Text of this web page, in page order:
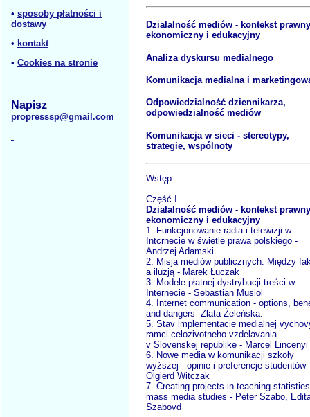
• sposoby płatności i
dostawy
• kontakt
• Cookies na stronie
Napisz
propresssp@gmail.com
Działalność mediów - kontekst
ekonomiczny i edukacyjny
Analiza dyskursu medialnego
Komunikacja medialna i
Odpowiedzialność dziennikarza,
odpowiedzialność mediów
Komunikacja w sieci - stereotypy,
strategie, wspólnoty
Wstęp
Część I
Działalność mediów - kontekst
ekonomiczny i edukacyjny
1. Funkcjonowanie radia i telewizji w
Intcrnecie w świetle prawa polskiego -
Andrzej Adamski
2. Misja mediów publicznych. Między
a iluzją - Marek Łuczak
3. Modele płatnej dystrybucji treści w
Internecie - Sebastian Musiol
4. Internet communication - options,
and dangers -Zlata Żeleńska.
5. Stav implementacie medialnej
ramci celozivotneho vzdelavania
v Slovenskej republike - Marcel Lincenyi
6. Nowe media w komunikacji szkoły
wyższej - opinie i preferencje studentów
Olgierd Witczak
7. Creating projects in teaching
mass media studies - Peter Szabo,
Szabovd